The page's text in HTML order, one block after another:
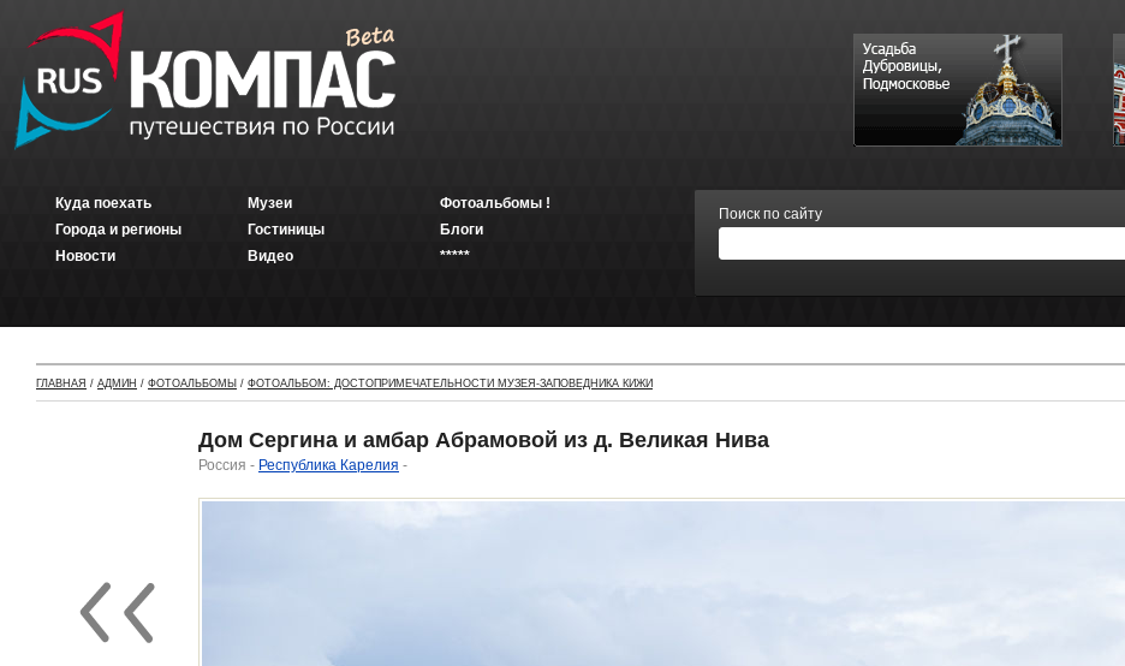
Куда поехать
Города и регионы
Новости
Музеи
Гостиницы
Видео
Фотоальбомы !
Блоги
*****
Поиск по сайту
ГЛАВНАЯ / АДМИН / ФОТОАЛЬБОМЫ / ФОТОАЛЬБОМ: ДОСТОПРИМЕЧАТЕЛЬНОСТИ МУЗЕЯ-ЗАПОВЕДНИКА КИЖИ
Дом Сергина и амбар Абрамовой из д. Великая Нива
Россия - Республика Карелия -